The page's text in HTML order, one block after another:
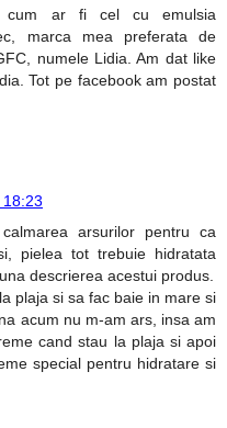
cum ar fi cel cu emulsia
marca mea preferata de
numele Lidia. Am dat like
Tot pe facebook am postat
arsurilor pentru ca
pielea tot trebuie hidratata
descrierea acestui produs.
plaja si sa fac baie in mare si
acum nu m-am ars, insa am
cand stau la plaja si apoi
special pentru hidratare si